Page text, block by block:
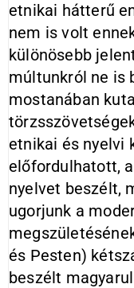
etnikai hátterű
nem is volt
különösebb
múltunkról ne is
mostanában
etnikai és nyelvi
előfordulhatott,
nyelvet beszélt,
ugorjunk a
és Pesten)
beszélt